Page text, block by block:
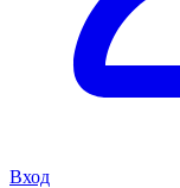
Вход